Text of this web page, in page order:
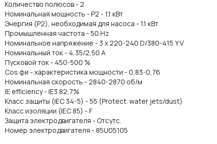
Количество полюсов - 2
Номинальная мощность - P2 - 1.1 кВт
Энергия (Р2), необходимая для насоса - 1.1 кВт
Промышленная частота - 50 Hz
Номинальное напряжение - 3 x 220-240 D/380-415 Y V
Номинальный ток - 4,35/2,50 A
Пусковой ток - 450-500 %
Cos фи - характеристика мощности - 0,83-0,76
Номинальная скорость - 2840-2870 об/м
IE efficiency - IE3 82,7%
Класс защиты (IEC 34-5) - 55 (Protect. water jets/dust)
Класс изоляции (IEC 85) - F
Защита электродвигателя - Отсутс.
Номер электродвигателя - 85U05105